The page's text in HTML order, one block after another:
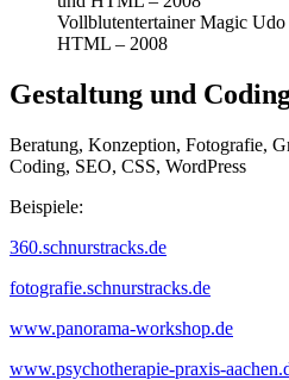
Vollblutentertainer Magic
HTML – 2008
Gestaltung und
Beratung, Konzeption, Fotografie,
Coding, SEO, CSS, WordPress
Beispiele:
360.schnurstracks.de
fotografie.schnurstracks.de
www.panorama-workshop.de
www.psychotherapie-praxis-